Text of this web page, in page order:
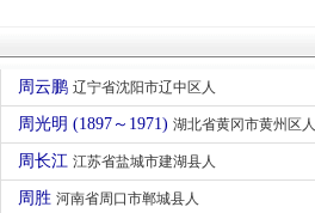
周云鹏 辽宁省沈阳市辽中区人
周光明 (1897～1971) 湖北省黄冈市黄州区人
周长江 江苏省盐城市建湖县人
周胜 河南省周口市郸城县人